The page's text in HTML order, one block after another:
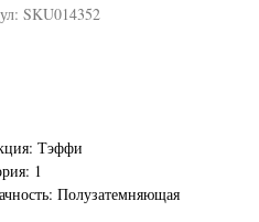
SKU014352
Тэффи
1
Полузатемняющая